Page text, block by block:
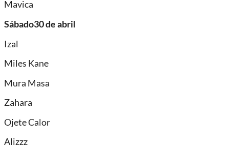
Mavica
Sábado30 de abril
Izal
Miles Kane
Mura Masa
Zahara
Ojete Calor
Alizzz